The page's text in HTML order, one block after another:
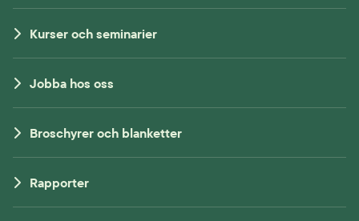
Kurser och seminarier
Jobba hos oss
Broschyrer och blanketter
Rapporter